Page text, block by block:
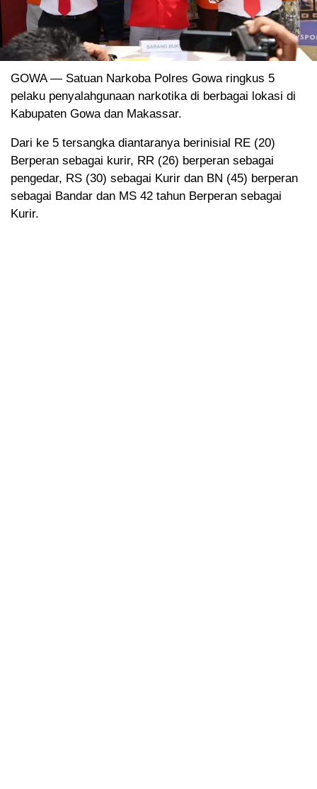
GOWA — Satuan Narkoba Polres Gowa ringkus 5
pelaku penyalahgunaan narkotika di berbagai lokasi di
Kabupaten Gowa dan Makassar.
Dari ke 5 tersangka diantaranya berinisial RE (20)
Berperan sebagai kurir, RR (26) berperan sebagai
pengedar, RS (30) sebagai Kurir dan BN (45) berperan
sebagai Bandar dan MS 42 tahun Berperan sebagai
Kurir.